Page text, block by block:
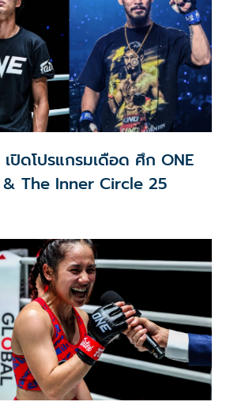
ปิดโปรแกรมเดือด ศึก ONE
The Inner Circle 25